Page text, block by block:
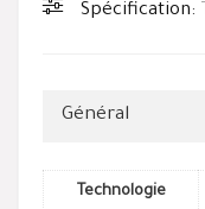
Spécification:
Général
Technologie